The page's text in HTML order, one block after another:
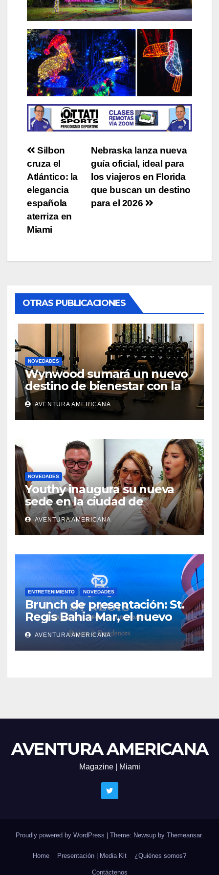
Post
navigation
Nebraska lanza nueva
guía oficial, ideal para
los viajeros en Florida
que buscan un destino
para el 2026
Silbon
cruza el
Atlántico: la
elegancia
española
aterriza en
Miami
OTRAS PUBLICACIONES
NOVEDADES
Wynwood sumará un nuevo
destino de bienestar con la
apertura de UNLOCK
AVENTURA AMERICANA
NOVEDADES
Youthy inaugura su nueva
sede en la ciudad de
Aventura
AVENTURA AMERICANA
ENTRETENIMIENTO NOVEDADES
Brunch de presentación: St.
Regis Bahia Mar, el nuevo
ícono del lujo en Fort
Lauderdale
AVENTURA AMERICANA
AVENTURA AMERICANA
Magazine | Miami
Proudly powered by WordPress Theme: Newsup by Themeansar.
Home Presentación | Media Kit ¿Quiénes somos?
Contáctenos